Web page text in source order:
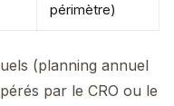
périmètre)
(planning annuel
par le CRO ou le